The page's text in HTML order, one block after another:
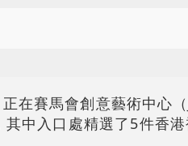
在賽馬會創意藝術中心
中入口處精選了5件香